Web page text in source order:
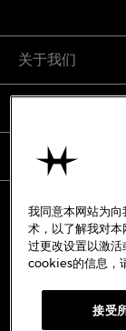
关于我们
使用条款
备案号:沪ICP备
我同意本网站为
术，以了解我对
过更改设置以激
cookies的信息，
接受